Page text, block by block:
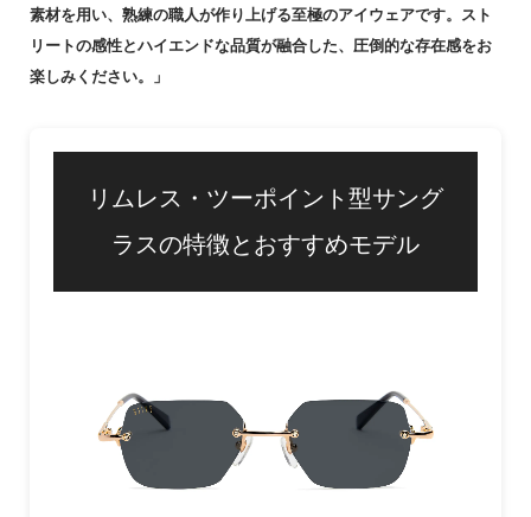
素材を用い、熟練の職人が作り上げる至極のアイウェアです。スト
リートの感性とハイエンドな品質が融合した、圧倒的な存在感をお
楽しみください。」
リムレス・ツーポイント型サング
ラスの特徴とおすすめモデル